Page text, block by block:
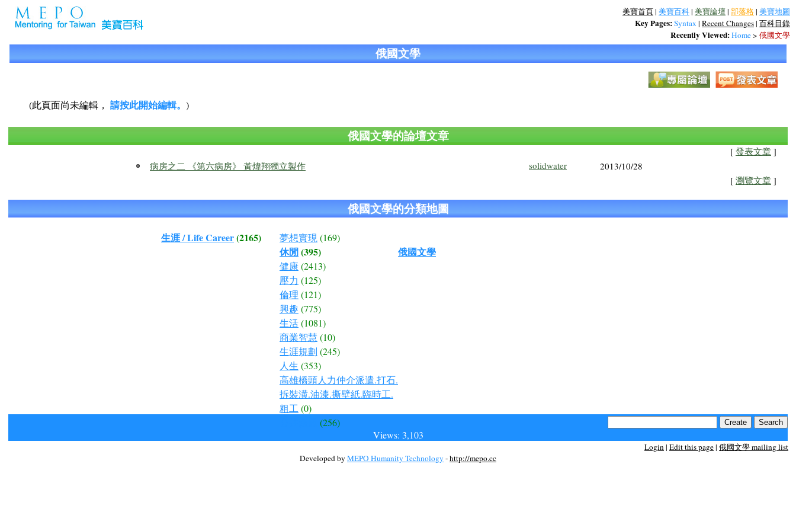
美寶首頁| 美寶百科| 美寶論壇| 部落格| 美寶地圖
Key Pages:Syntax | Recent Changes| 百科目錄
Recently Viewed:Home> 俄國文學
俄國文學
(此頁面尚未編輯， 請按此開始編輯。 )
俄國文學的論壇文章
[ 發表文章 ]
病房之二 《第六病房》 黃煒翔獨立製作 solidwater 2013/10/28
[ 瀏覽文章 ]
俄國文學的分類地圖
生涯 / Life Career(2165) 夢想實現(169)
休閒(395)
健康(2413)
壓力 (125)
倫理 (121)
興趣 (775)
生活(1081)
商業智慧 (10)
生涯規劃 (245)
人生 (353)
高雄橋頭人力仲介派遣.打石.
拆裝潢.油漆.撕壁紙.臨時工.
粗工(0)
(256)
俄國文學
Views: 3,103
Login| Edit this page| 俄國文學 mailing list
Developed by MEPO Humanity Technology -http://mepo.cc